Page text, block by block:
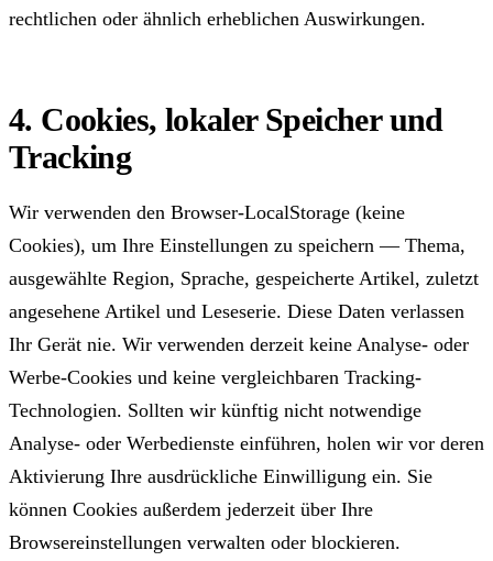
rechtlichen oder ähnlich erheblichen Auswirkungen.
4. Cookies, lokaler Speicher und
Tracking
Wir verwenden den Browser-LocalStorage (keine
Cookies), um Ihre Einstellungen zu speichern — Thema,
ausgewählte Region, Sprache, gespeicherte Artikel, zuletzt
angesehene Artikel und Leseserie. Diese Daten verlassen
Ihr Gerät nie. Wir verwenden derzeit keine Analyse- oder
Werbe-Cookies und keine vergleichbaren Tracking-
Technologien. Sollten wir künftig nicht notwendige
Analyse- oder Werbedienste einführen, holen wir vor deren
Aktivierung Ihre ausdrückliche Einwilligung ein. Sie
können Cookies außerdem jederzeit über Ihre
Browsereinstellungen verwalten oder blockieren.